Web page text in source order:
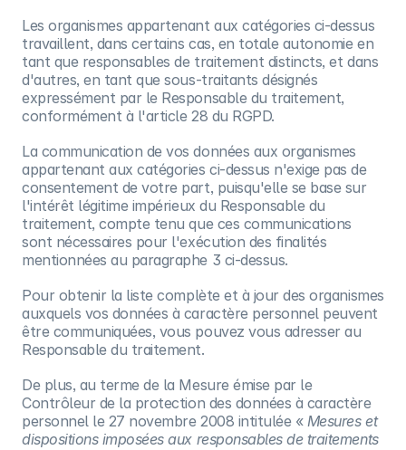
Les organismes appartenant aux catégories ci-dessus
travaillent, dans certains cas, en totale autonomie en
tant que responsables de traitement distincts, et dans
d'autres, en tant que sous-traitants désignés
expressément par le Responsable du traitement,
conformément à l'article 28 du RGPD.
La communication de vos données aux organismes
appartenant aux catégories ci-dessus n'exige pas de
consentement de votre part, puisqu'elle se base sur
l'intérêt légitime impérieux du Responsable du
traitement, compte tenu que ces communications
sont nécessaires pour l'exécution des finalités
mentionnées au paragraphe 3 ci-dessus.
Pour obtenir la liste complète et à jour des organismes
auxquels vos données à caractère personnel peuvent
être communiquées, vous pouvez vous adresser au
Responsable du traitement.
De plus, au terme de la Mesure émise par le
Contrôleur de la protection des données à caractère
personnel le 27 novembre 2008 intitulée « Mesures et
dispositions imposées aux responsables de traitements